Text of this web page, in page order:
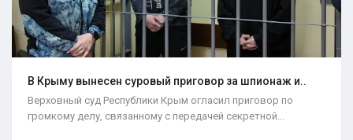
В Крыму вынесен суровый приговор за шпионаж и..
Верховный суд Республики Крым огласил приговор по
громкому делу, связанному с передачей секретной...